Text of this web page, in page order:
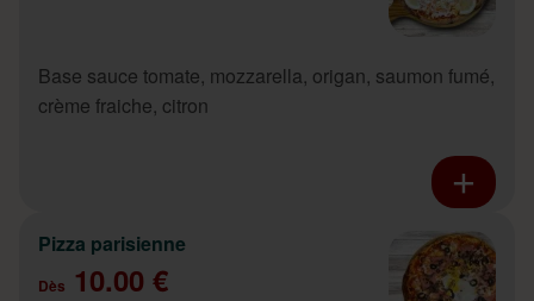
Base sauce tomate, mozzarella, origan, saumon fumé,
crème fraiche, citron
Pizza parisienne
Dès 10.00 €